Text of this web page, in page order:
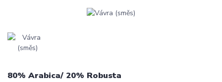
80% Arabica/ 20% Robusta